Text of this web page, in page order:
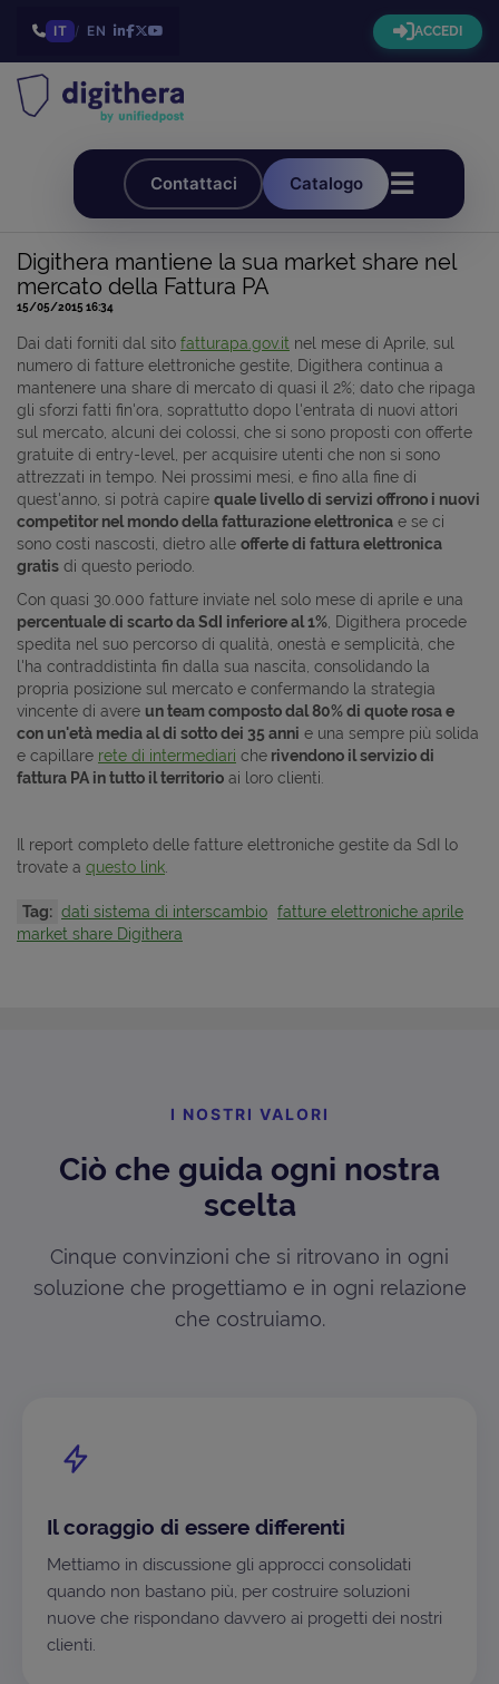
IT / EN ACCEDI
Contattaci Catalogo ☰
Digithera mantiene la sua market share nel
mercato della Fattura PA
15/05/2015 16:34
Dai dati forniti dal sito fatturapa.gov.it nel mese di Aprile, sul
numero di fatture elettroniche gestite, Digithera continua a
mantenere una share di mercato di quasi il 2%; dato che ripaga
gli sforzi fatti fin'ora, soprattutto dopo l'entrata di nuovi attori
sul mercato, alcuni dei colossi, che si sono proposti con offerte
gratuite di entry-level, per acquisire utenti che non si sono
attrezzati in tempo. Nei prossimi mesi, e fino alla fine di
quest'anno, si potrà capire quale livello di servizi offrono i nuovi
competitor nel mondo della fatturazione elettronica e se ci
sono costi nascosti, dietro alle offerte di fattura elettronica
gratis di questo periodo.
Con quasi 30.000 fatture inviate nel solo mese di aprile e una
percentuale di scarto da SdI inferiore al 1% , Digithera procede
spedita nel suo percorso di qualità, onestà e semplicità, che
l'ha contraddistinta fin dalla sua nascita, consolidando la
propria posizione sul mercato e confermando la strategia
vincente di avere un team composto dal 80% di quote rosa e
con un'età media al di sotto dei 35 anni e una sempre più solida
e capillare rete di intermediari che rivendono il servizio di
fattura PA in tutto il territorio ai loro clienti.
Il report completo delle fatture elettroniche gestite da SdI lo
trovate a questo link
Tag: dati sistema di interscambio fatture elettroniche aprile
market share Digithera
I NOSTRI VALORI
Ciò che guida ogni nostra
scelta
Cinque convinzioni che si ritrovano in ogni
soluzione che progettiamo e in ogni relazione
che costruiamo.
Il coraggio di essere differenti
Mettiamo in discussione gli approcci consolidati
quando non bastano più, per costruire soluzioni
nuove che rispondano davvero ai progetti dei nostri
clienti.